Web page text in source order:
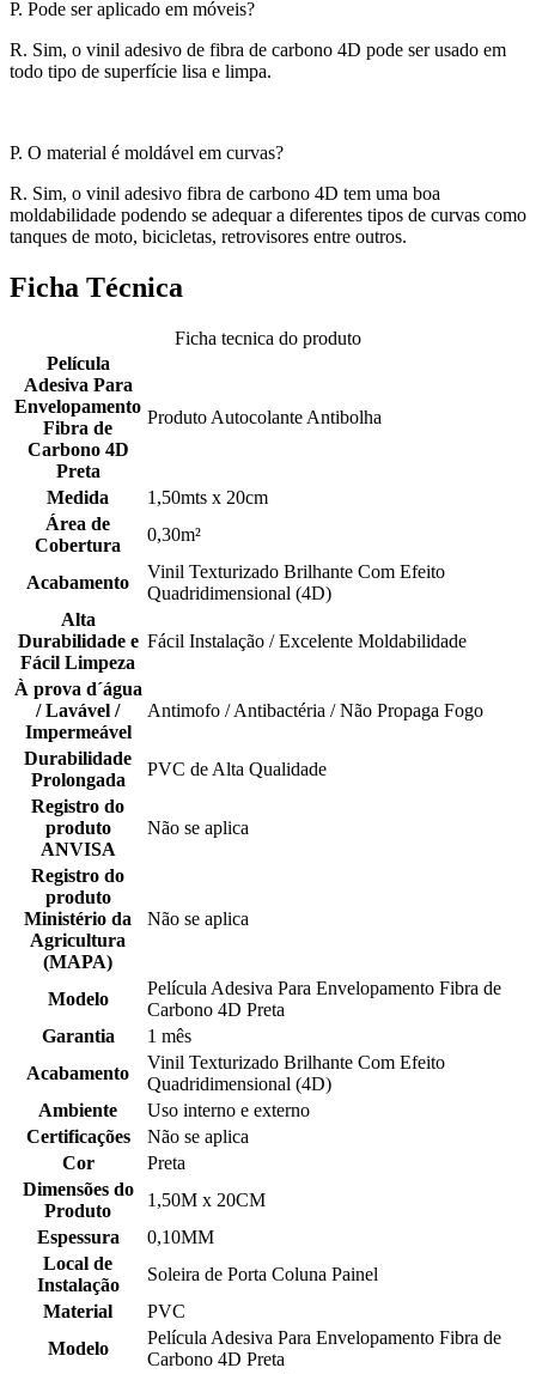
P. Pode ser aplicado em móveis?
R. Sim, o vinil adesivo de fibra de carbono 4D pode ser usado em
todo tipo de superfície lisa e limpa.
P. O material é moldável em curvas?
R. Sim, o vinil adesivo fibra de carbono 4D tem uma boa
moldabilidade podendo se adequar a diferentes tipos de curvas como
tanques de moto, bicicletas, retrovisores entre outros.
Ficha Técnica
Ficha tecnica do produto
Película
Adesiva Para
Envelopamento
Fibra de
Carbono 4D
Preta
Produto Autocolante Antibolha
Medida
1,50mts x 20cm
Área de
Cobertura
0,30m²
Acabamento
Vinil Texturizado Brilhante Com Efeito
Quadridimensional (4D)
Alta
Durabilidade e
Fácil Limpeza
Fácil Instalação / Excelente Moldabilidade
À prova d´água
/ Lavável /
Impermeável
Antimofo / Antibactéria / Não Propaga Fogo
Durabilidade
Prolongada
PVC de Alta Qualidade
Registro do
produto
ANVISA
Não se aplica
Registro do
produto
Ministério da
Agricultura
(MAPA)
Não se aplica
Modelo
Película Adesiva Para Envelopamento Fibra de
Carbono 4D Preta
Garantia
1 mês
Acabamento
Vinil Texturizado Brilhante Com Efeito
Quadridimensional (4D)
Ambiente
Uso interno e externo
Certificações
Não se aplica
Cor
Preta
Dimensões do
Produto
1,50M x 20CM
Espessura
0,10MM
Local de
Instalação
Soleira de Porta Coluna Painel
Material
PVC
Modelo
Película Adesiva Para Envelopamento Fibra de
Carbono 4D Preta